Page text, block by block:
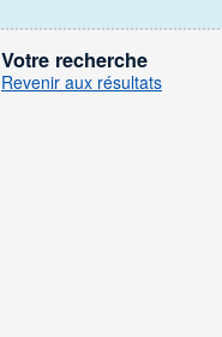
Votre recherche
Revenir aux résultats